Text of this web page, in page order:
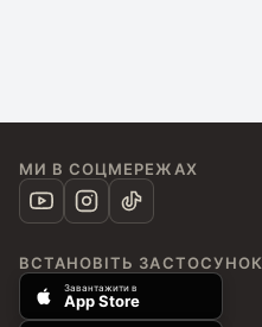
МИ В СОЦМЕРЕЖАХ
ВСТАНОВІТЬ ЗАСТОСУНОК
Завантажити в
App Store